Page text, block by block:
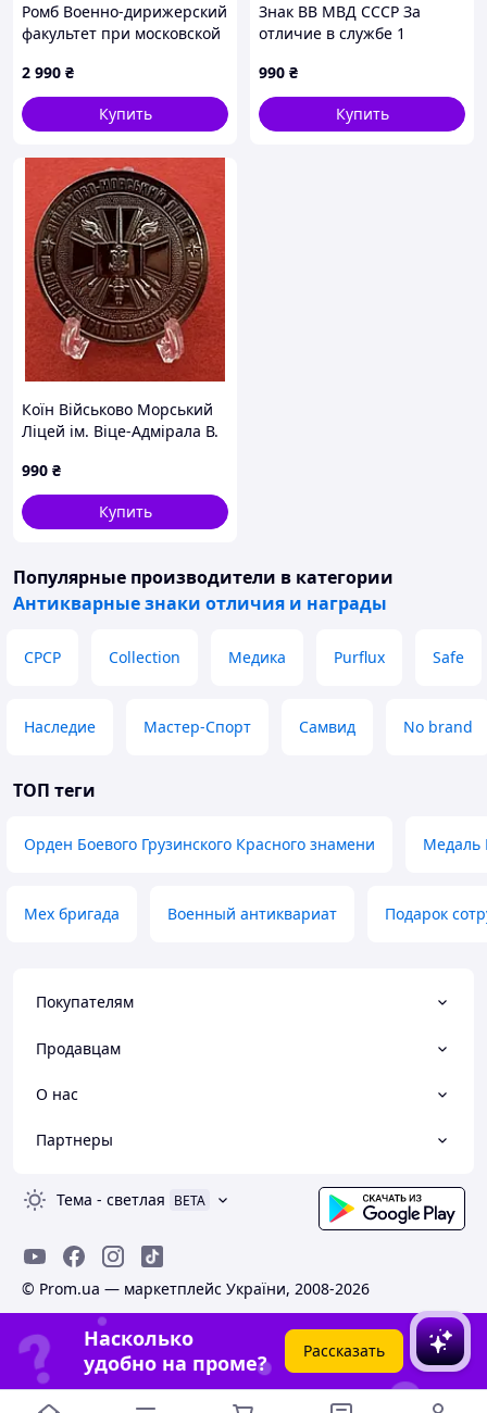
Ромб Военно-дирижерский
факультет при московской
консерватории
2 990 ₴
Купить
Знак ВВ МВД СССР За
отличие в службе 1
990 ₴
Купить
Коїн Військово Морський
Ліцей ім. Віце-Адмірала В.
990 ₴
Купить
Популярные производители в категории
Антикварные знаки отличия и награды
СРСР Collection Медика Purflux Safe
Наследие Мастер-Спорт Самвид No brand
ТОП теги
Орден Боевого Грузинского Красного знамени Медаль
Мех бригада Военный антиквариат Подарок
Покупателям
Продавцам
О нас
Партнеры
Тема - светлая BETA
© Prom.ua — маркетплейс України, 2008-2026
Насколько
удобно на проме?
Рассказать